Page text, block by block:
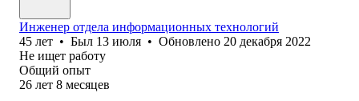
Инженер отдела информационных технологий
45 лет • Был 13 июля • Обновлено 20 декабря 2022
Не ищет работу
Общий опыт
26 лет 8 месяцев